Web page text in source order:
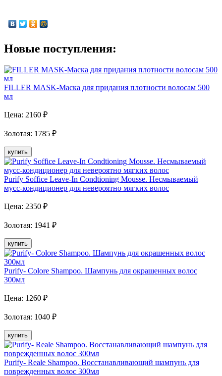
Новые поступления:
FILLER MASK-Маска для придания плотности волосам 500
мл
Цена: 2160 ₽
Золотая: 1785 ₽
купить
Purify Soffice Leave-In Condtioning Mousse. Несмываемый
мусс-кондиционер для невероятно мягких волос
Цена: 2350 ₽
Золотая: 1941 ₽
купить
Purify- Colore Shampoo. Шампунь для окрашенных волос
300мл
Цена: 1260 ₽
Золотая: 1040 ₽
купить
Purify- Reale Shampoo. Восстанавливающий шампунь для
поврежденных волос 300мл